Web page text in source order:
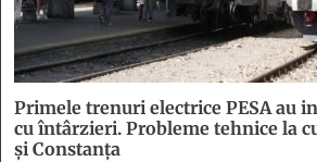
Primele trenuri electrice PESA au
cu întârzieri. Probleme tehnice la
și Constanța